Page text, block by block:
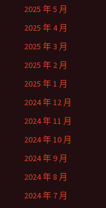
2025 年 5 月
2025 年 4 月
2025 年 3 月
2025 年 2 月
2025 年 1 月
2024 年 12 月
2024 年 11 月
2024 年 10 月
2024 年 9 月
2024 年 8 月
2024 年 7 月